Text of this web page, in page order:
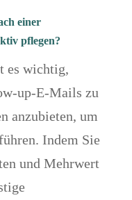
einer
pflegen?
es wichtig,
up-E-Mails zu
anzubieten, um
Indem Sie
und Mehrwert